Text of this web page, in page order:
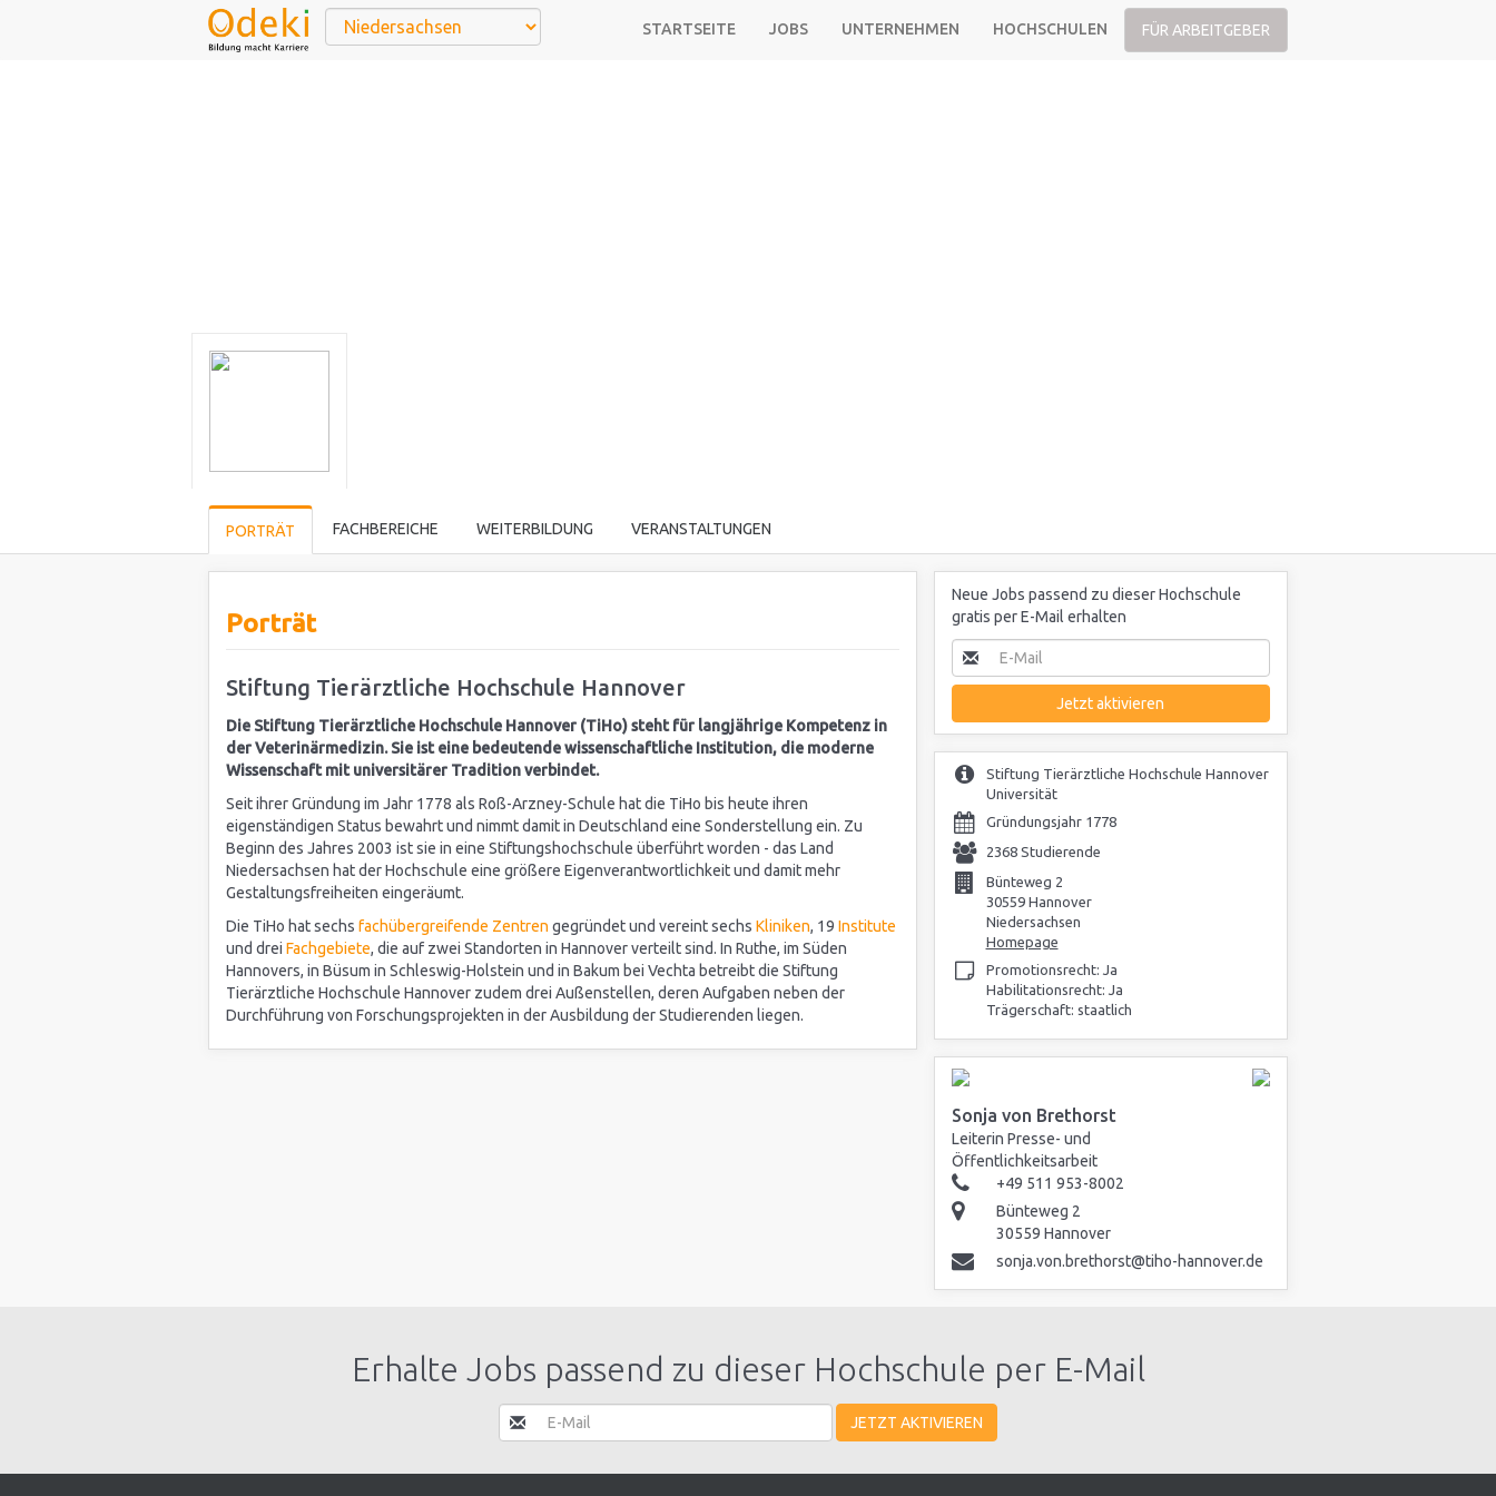
STARTSEITE JOBS UNTERNEHMEN HOCHSCHULEN FÜR ARBEITGEBER
PORTRÄT FACHBEREICHE WEITERBILDUNG VERANSTALTUNGEN
Porträt
Stiftung Tierärztliche Hochschule Hannover
Die Stiftung Tierärztliche Hochschule Hannover (TiHo) steht für langjährige Kompetenz in
der Veterinärmedizin. Sie ist eine bedeutende wissenschaftliche Institution, die moderne
Wissenschaft mit universitärer Tradition verbindet.
Seit ihrer Gründung im Jahr 1778 als Roß-Arzney-Schule hat die TiHo bis heute ihren
eigenständigen Status bewahrt und nimmt damit in Deutschland eine Sonderstellung ein. Zu
Beginn des Jahres 2003 ist sie in eine Stiftungshochschule überführt worden - das Land
Niedersachsen hat der Hochschule eine größere Eigenverantwortlichkeit und damit mehr
Gestaltungsfreiheiten eingeräumt.
Die TiHo hat sechs fachübergreifende Zentren gegründet und vereint sechs Kliniken, 19 Institute
und drei Fachgebiete, die auf zwei Standorten in Hannover verteilt sind. In Ruthe, im Süden
Hannovers, in Büsum in Schleswig-Holstein und in Bakum bei Vechta betreibt die Stiftung
Tierärztliche Hochschule Hannover zudem drei Außenstellen, deren Aufgaben neben der
Durchführung von Forschungsprojekten in der Ausbildung der Studierenden liegen.
Neue Jobs passend zu dieser Hochschule
gratis per E-Mail erhalten
Jetzt aktivieren
Stiftung Tierärztliche Hochschule Hannover
Universität
Gründungsjahr 1778
2368 Studierende
Bünteweg 2
30559 Hannover
Niedersachsen
Homepage
Promotionsrecht: Ja
Habilitationsrecht: Ja
Trägerschaft: staatlich
Sonja von Brethorst
Leiterin Presse- und
Öffentlichkeitsarbeit
+49 511 953-8002
Bünteweg 2
30559 Hannover
sonja.von.brethorst@tiho-hannover.de
Erhalte Jobs passend zu dieser Hochschule per E-Mail
JETZT AKTIVIEREN